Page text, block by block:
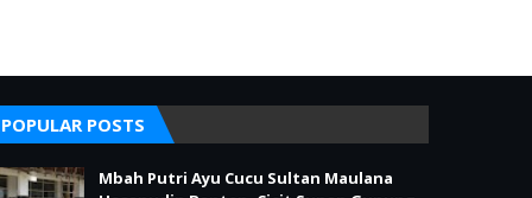
POPULAR POSTS
Mbah Putri Ayu Cucu Sultan Maulana